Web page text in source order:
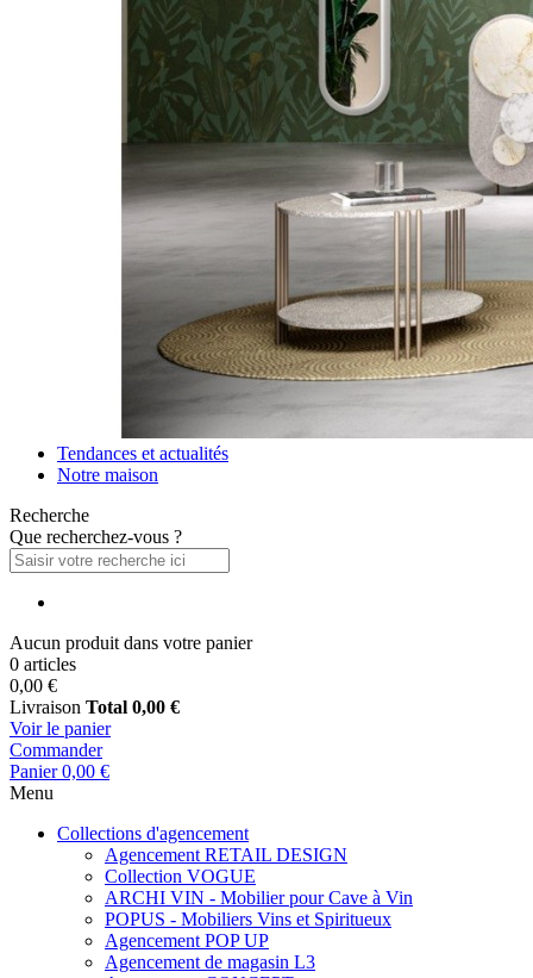
Tendances et actualités
Notre maison
Recherche
Que recherchez-vous ?
Aucun produit dans votre panier
0 articles
0,00 €
Livraison Total 0,00 €
Voir le panier
Commander
Panier 0,00 €
Menu
Collections d'agencement
Agencement RETAIL DESIGN
Collection VOGUE
ARCHI VIN - Mobilier pour Cave à Vin
POPUS - Mobiliers Vins et Spiritueux
Agencement POP UP
Agencement de magasin L3